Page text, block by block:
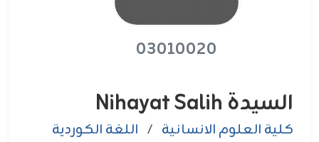
03010020
السيدة Nihayat Salih
كلية العلوم الانسانية / اللغة الكوردية